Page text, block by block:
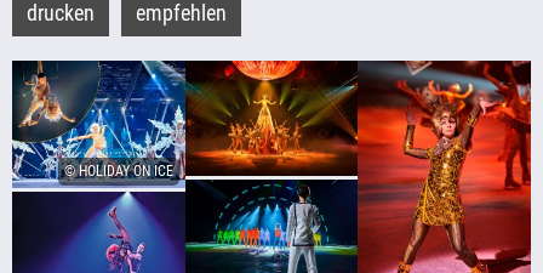
drucken empfehlen
© HOLIDAY ON ICE